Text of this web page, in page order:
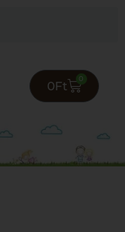
0Ft 0